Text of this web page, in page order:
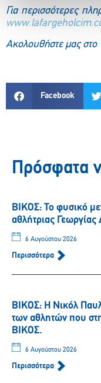
Για περισσότερες
Ακολουθήστε μας στο
Facebook
Πρόσφατα
ΒΙΚΟΣ: Το φυσικό
αθλήτριας
6 Αυγούστου 2026
Περισσότερα
ΒΙΚΟΣ: Η Νικόλ
των αθλητών που
ΒΙΚΟΣ.
6 Αυγούστου 2026
Περισσότερα